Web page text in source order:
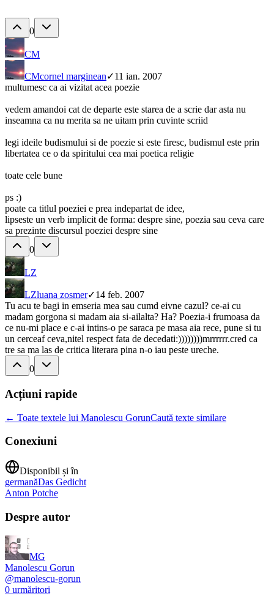
0
CM
CMcornel marginean✓11 ian. 2007
multumesc ca ai vizitat acea poezie
vedem amandoi cat de departe este starea de a scrie dar asta nu
inseamna ca nu merita sa ne uitam prin cuvinte scriid
legi ideile budismului si de poezie si este firesc, budismul este prin
libertatea ce o da spiritului cea mai poetica religie
toate cele bune
ps :)
poate ca titlul poeziei e prea indepartat de idee,
lipseste un verb implicit de forma: despre sine, poezia sau ceva care
sa prezinte discursul poeziei despre sine
0
LZ
LZluana zosmer✓14 feb. 2007
Tu acu te bagi in emseria mea sau cumd eivne cazul? ce-ai cu
madam gorgona si madam aia si-ailalta? Ha? Poezia-i frumoasa da
ce nu-mi place e c-ai intins-o pe saraca pe masa aia rece, pune si tu
un cerceaf ceva,nitel respect fata de decedati:))))))))mrrrrrr.cred ca
tre sa ma las de critica literara pina n-o iau peste ureche.
0
Acțiuni rapide
← Toate textele lui Manolescu GorunCaută texte similare
Conexiuni
Disponibil și în
germanăDas Gedicht
Anton Potche
Despre autor
MG
Manolescu Gorun
@manolescu-gorun
0 urmăritori